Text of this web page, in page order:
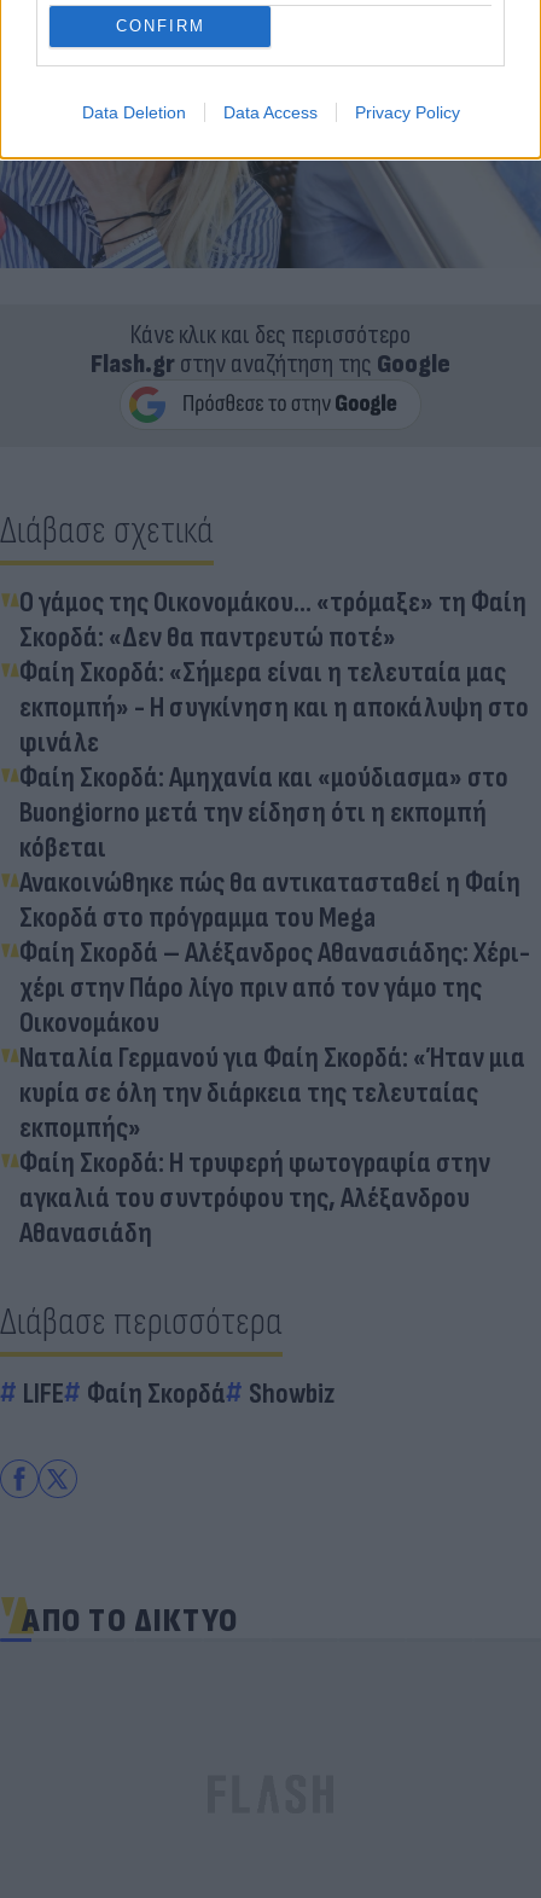
CONFIRM
Data Deletion Data Access Privacy Policy
Κάνε κλικ και δες περισσότερο
Flash.grστην αναζήτηση της Google
Διάβασε σχετικά
Ο γάμος της Οικονομάκου... «τρόμαξε» τη Φαίη
Σκορδά: «Δεν θα παντρευτώ ποτέ»
Φαίη Σκορδά: «Σήμερα είναι η τελευταία μας
εκπομπή» - Η συγκίνηση και η αποκάλυψη στο
φινάλε
Φαίη Σκορδά: Αμηχανία και «μούδιασμα» στο
Buongiorno μετά την είδηση ότι η εκπομπή
κόβεται
Ανακοινώθηκε πώς θα αντικατασταθεί η Φαίη
Σκορδά στο πρόγραμμα του Mega
Φαίη Σκορδά – Αλέξανδρος Αθανασιάδης: Χέρι-
χέρι στην Πάρο λίγο πριν από τον γάμο της
Οικονομάκου
Ναταλία Γερμανού για Φαίη Σκορδά: «Ήταν μια
κυρία σε όλη την διάρκεια της τελευταίας
εκπομπής»
Φαίη Σκορδά: Η τρυφερή φωτογραφία στην
αγκαλιά του συντρόφου της, Αλέξανδρου
Αθανασιάδη
Διάβασε περισσότερα
LIFE Φαίη Σκορδά Showbiz
ΑΠΟ ΤΟ ΔΙΚΤΥΟ